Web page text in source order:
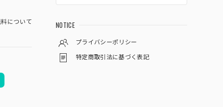
について NOTICE
プライバシーポリシー
特定商取引法に基づく表記